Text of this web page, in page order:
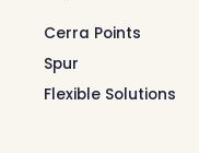
Cerra Points
Spur
Flexible Solutions